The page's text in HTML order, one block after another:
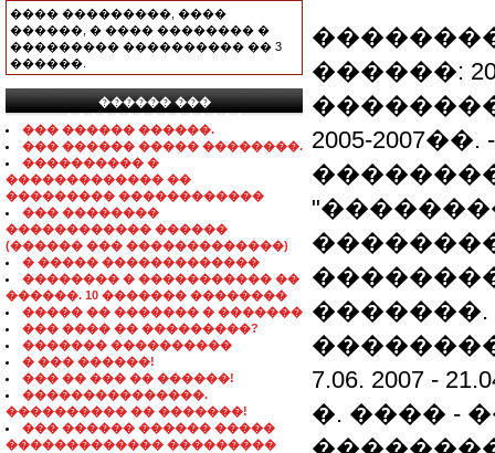
���� ���������, ����
������, � ���� �������� �
��������� ���������� �� 3
������.
������ ���
���������������
��� ������ ������.
��� ������ ����� ��������.
���������� �
������������� ��
��������� ������������
��� ��������
������������ ������
(������ ��� �������������)
� ����� �������������
�������� � ����������� ��
������. 10 ������� ��������
����� �� ������� � �������
��� ���� �� ���������?
������� ����������
� ��� ������!
��� �� ��� �� ������!
���������������.
���������� �� �������!
��� ������ ������ �����
������������� ���������
������:
2005-
�������.
7.06. 2007 -
�. ���� -